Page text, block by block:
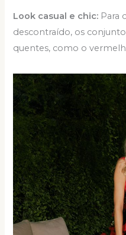
Look casual e chic: Para
descontraído, os
quentes, como o